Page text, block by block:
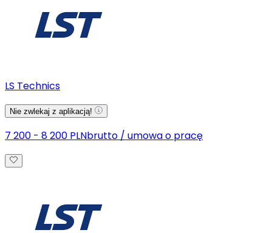
LS Technics
Nie zwlekaj z aplikacją!
7 200 - 8 200 PLNbrutto / umowa o pracę